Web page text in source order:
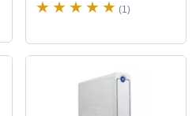
(1)